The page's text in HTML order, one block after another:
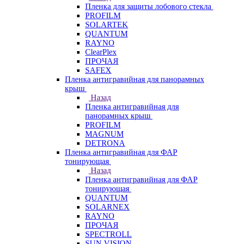
Пленка для защиты лобового стекла
PROFILM
SOLARTEK
QUANTUM
RAYNO
ClearPlex
ПРОЧАЯ
SAFEX
Пленка антигравийная для панорамных
крыш
Назад
Пленка антигравийная для
панорамных крыш
PROFILM
MAGNUM
DETRONA
Пленка антигравийная для ФАР
тонирующая
Назад
Пленка антигравийная для ФАР
тонирующая
QUANTUM
SOLARNEX
RAYNO
ПРОЧАЯ
SPECTROLL